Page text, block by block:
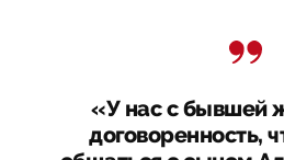
«У нас с бывшей
договоренность,